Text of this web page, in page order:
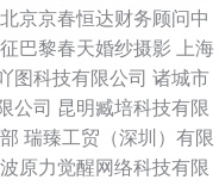
北京京春恒达财务顾问中
巴黎春天婚纱摄影
上海
图科技有限公司 诸城市
公司 昆明臧培科技有限
瑞臻工贸（深圳）有限
原力觉醒网络科技有限